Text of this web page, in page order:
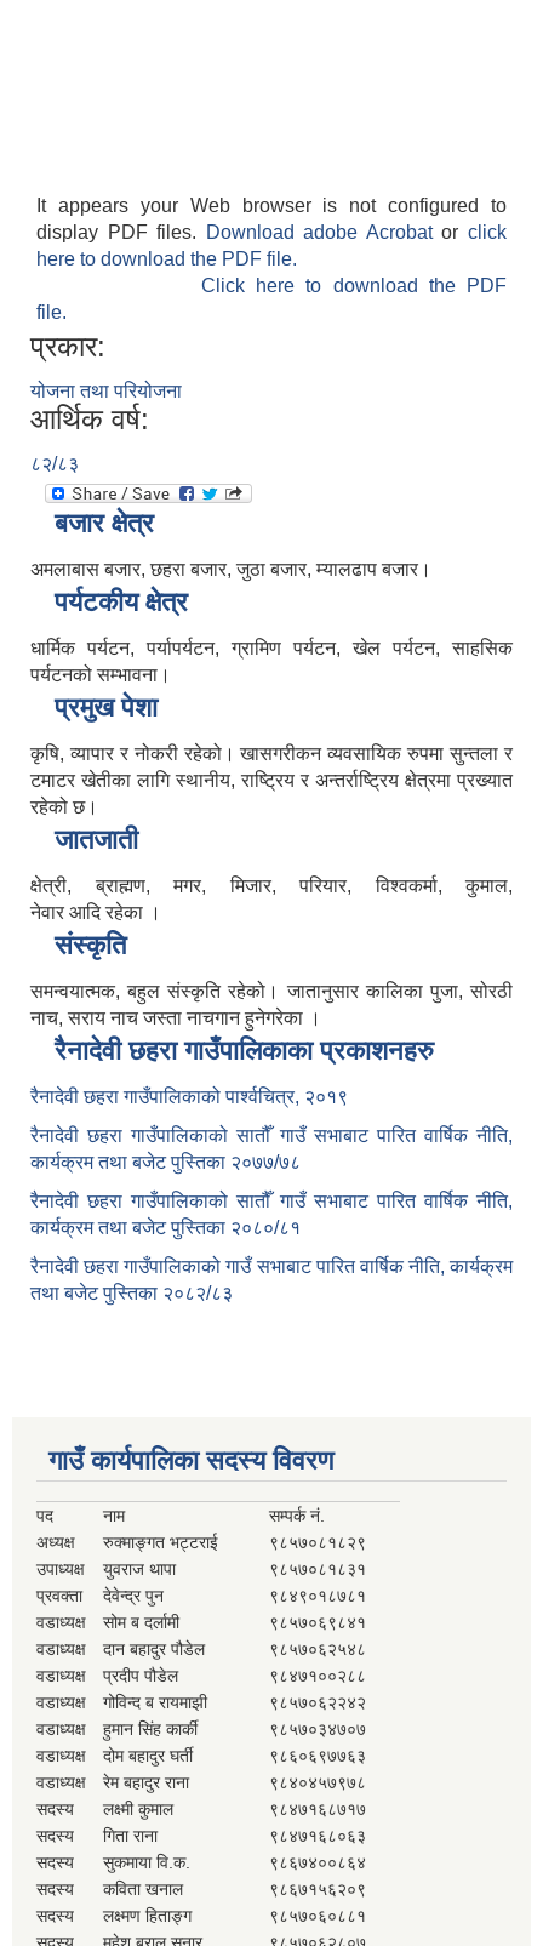
It appears your Web browser is not configured to
display PDF files.
Download adobe Acrobatorclick
here to download the PDF file.
Click here to download the PDF
file.
प्रकार:
योजना तथा परियोजना
आर्थिक वर्ष:
८२/८३
बजार क्षेत्र
अमलाबास बजार, छहरा बजार, जुठा बजार, म्यालढाप बजार।
पर्यटकीय क्षेत्र
धार्मिक पर्यटन, पर्यापर्यटन, ग्रामिण पर्यटन, खेल पर्यटन, साहसिक
पर्यटनको सम्भावना।
प्रमुख पेशा
कृषि, व्यापार र नोकरी रहेको। खासगरीकन व्यवसायिक रुपमा सुन्तला र
टमाटर खेतीका लागि स्थानीय, राष्ट्रिय र अन्तर्राष्ट्रिय क्षेत्रमा प्रख्यात
रहेको छ।
जातजाती
क्षेत्री, ब्राह्मण, मगर, मिजार, परियार, विश्वकर्मा, कुमाल,
नेवार आदि रहेका ।
संस्कृति
समन्वयात्मक, बहुल संस्कृति रहेको। जातानुसार कालिका पुजा, सोरठी
नाच, सराय नाच जस्ता नाचगान हुनेगरेका ।
रैनादेवी छहरा गाउँपालिकाका प्रकाशनहरु
रैनादेवी छहरा गाउँपालिकाको पार्श्वचित्र, २०१९
रैनादेवी छहरा गाउँपालिकाको सातौँ गाउँ सभाबाट पारित वार्षिक नीति,
कार्यक्रम तथा बजेट पुस्तिका २०७७/७८
रैनादेवी छहरा गाउँपालिकाको सातौँ गाउँ सभाबाट पारित वार्षिक नीति,
कार्यक्रम तथा बजेट पुस्तिका २०८०/८१
रैनादेवी छहरा गाउँपालिकाको गाउँ सभाबाट पारित वार्षिक नीति, कार्यक्रम
तथा बजेट पुस्तिका २०८२/८३
गाउँ कार्यपालिका सदस्य विवरण
पद नाम
सम्पर्क नं.
अध्यक्ष
रुक्माङ्गत भट्टराई
९८५७०८१८२९
उपाध्यक्ष
युवराज थापा
९८५७०८१८३१
प्रवक्ता
देवेन्द्र पुन
९८४९०१८७८१
वडाध्यक्ष
सोम ब दर्लामी
९८५७०६९८४१
वडाध्यक्ष
दान बहादुर पौडेल
९८५७०६२५४८
वडाध्यक्ष
प्रदीप पौडेल
९८४७१००२८८
वडाध्यक्ष
गोविन्द ब रायमाझी
९८५७०६२२४२
वडाध्यक्ष
हुमान सिंह कार्की
९८५७०३४७०७
वडाध्यक्ष
दोम बहादुर घर्ती
९८६०६९७७६३
वडाध्यक्ष
रेम बहादुर राना
९८४०४५७९७८
सदस्य
लक्ष्मी कुमाल
९८४७१६८७१७
सदस्य
गिता राना
९८४७१६८०६३
सदस्य
सुकमाया वि.क.
९८६७४००८६४
सदस्य
कविता खनाल
९८६७१५६२०९
सदस्य
लक्ष्मण हिताङ्ग
९८५७०६०८८१